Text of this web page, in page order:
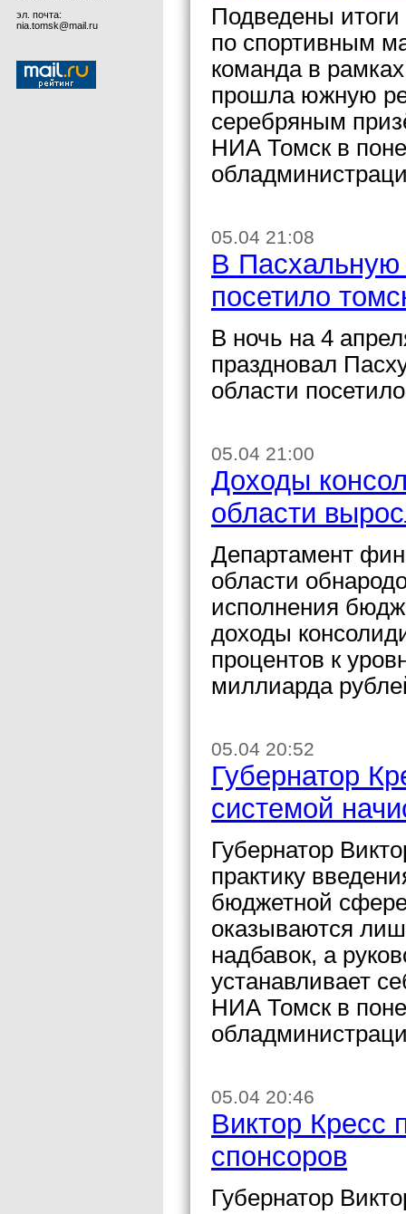
эл. почта:
nia.tomsk@mail.ru
Подведены
по спортивным
команда в
прошла южную
серебряным
НИА Томск в
05.04 21:08
В
посетило
В ночь на 4
праздновал
области
05.04 21:00
Доходы
области
Департамент
области
исполнения
доходы
процентов к
миллиарда
05.04 20:52
Губернатор
системой
Губернатор
практику
бюджетной
оказываются
надбавок, а
устанавливает
НИА Томск в
05.04 20:46
Виктор Кресс
спонсоров
Губернатор